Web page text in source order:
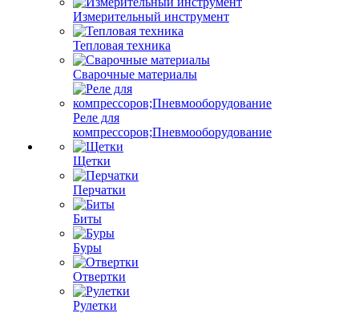
Измерительный инструмент
Тепловая техника
Сварочные материалы
Реле для
компрессоров;Пневмооборудование
Щетки
Перчатки
Биты
Буры
Отвертки
Рулетки